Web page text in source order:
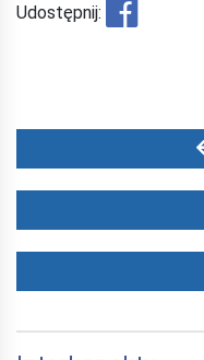
Udostępnij: